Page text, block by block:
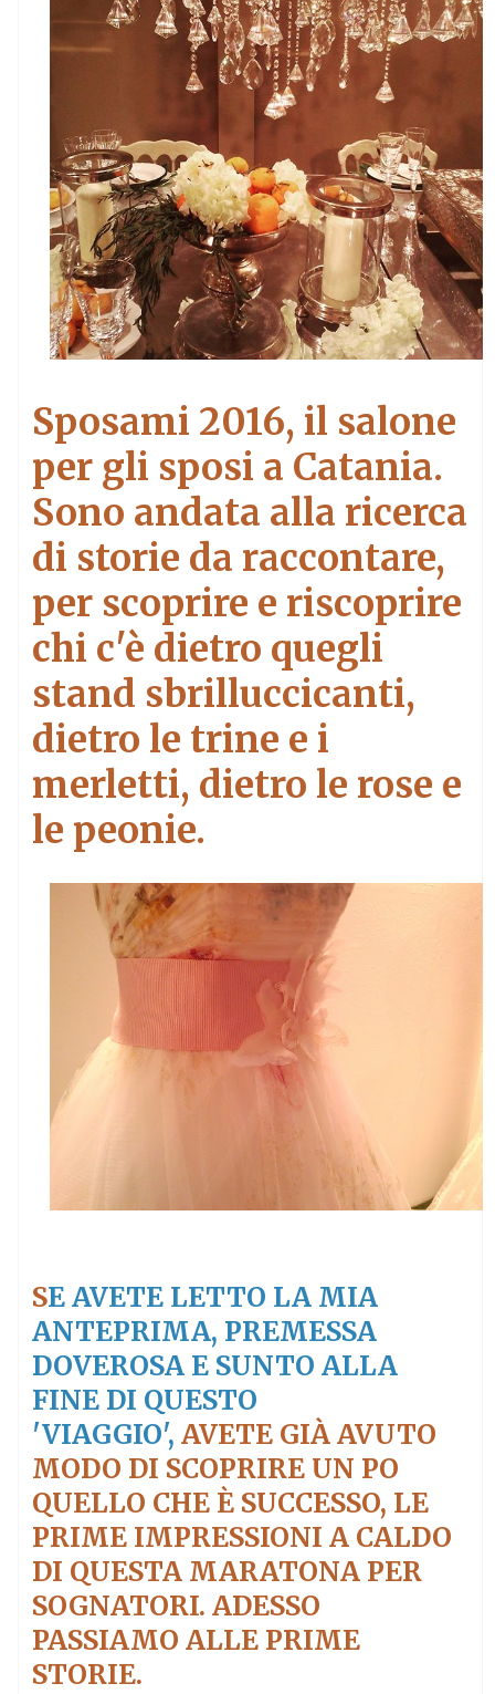
Sposami 2016, il salone
per gli sposi a Catania.
Sono andata alla ricerca
di storie da raccontare,
per scoprire e riscoprire
chi c'è dietro quegli
stand sbrilluccicanti,
dietro le trine e i
merletti, dietro le rose e
le peonie.
SE AVETE LETTO LA MIA
ANTEPRIMA, PREMESSA
DOVEROSA E SUNTO ALLA
FINE DI QUESTO
'VIAGGIO',AVETE GIÀ AVUTO
MODO DI SCOPRIRE UN PO
QUELLO CHE È SUCCESSO, LE
PRIME IMPRESSIONI A CALDO
DI QUESTA MARATONA PER
SOGNATORI. ADESSO
PASSIAMO ALLE PRIME
STORIE.